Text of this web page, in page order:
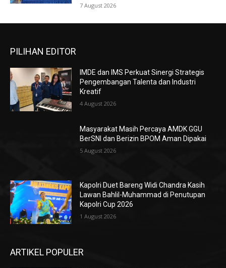
7 August 2026
PILIHAN EDITOR
IMDE dan IMS Perkuat Sinergi Strategis
Pengembangan Talenta dan Industri
Kreatif
4 August 2026
Masyarakat Masih Percaya AMDK GGU
BerSNI dan Berizin BPOM Aman Dipakai
5 August 2026
Kapolri Duet Bareng Widi Chandra Kasih
Lawan Bahlil-Muhammad di Penutupan
Kapolri Cup 2026
1 August 2026
ARTIKEL POPULER